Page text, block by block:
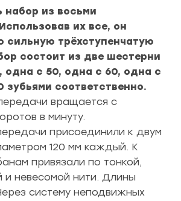
набор из восьми
их все, он
сильную трёхступенчатую
состоит из две шестерни
одна с 50, одна с 60, одна с
зубьями соответственно.
вращается с
в минуту.
присоединили к двум
120 мм каждый. К
привязали по тонкой,
и невесомой нити. Длины
систему неподвижных